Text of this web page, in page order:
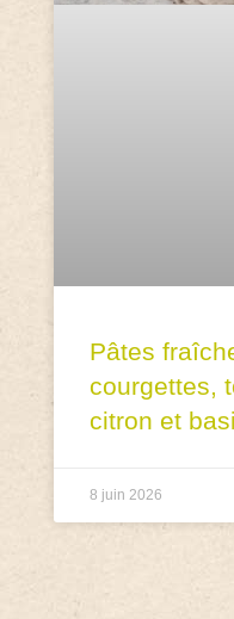
Pâtes
courgettes,
citron et
8 juin 2026